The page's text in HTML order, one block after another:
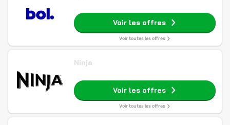
Voir les offres
Voir toutes les offres
Ninja
Voir les offres
Voir toutes les offres